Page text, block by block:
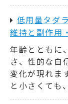
低用量タダ
維持と副作用
年齢とともに
さ、性的な自
変化が現れま
と小さくても